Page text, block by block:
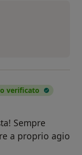
verificato
Sempre
a proprio agio